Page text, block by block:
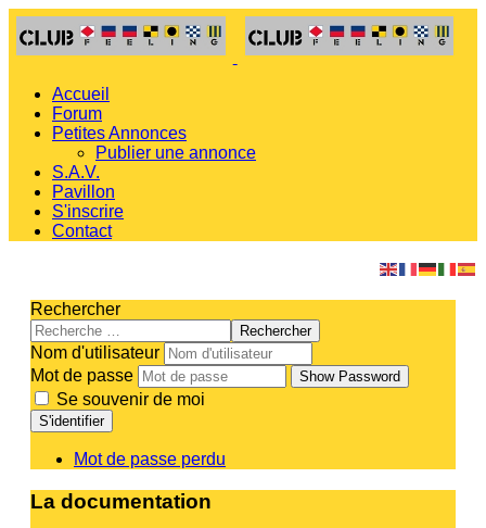
Accueil
Forum
Petites Annonces
Publier une annonce
S.A.V.
Pavillon
S'inscrire
Contact
Rechercher
Rechercher
Nom d'utilisateur
Mot de passe
Show Password
Se souvenir de moi
S'identifier
Mot de passe perdu
La documentation